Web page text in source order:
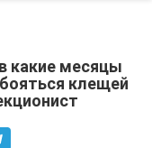
какие месяцы
клещей